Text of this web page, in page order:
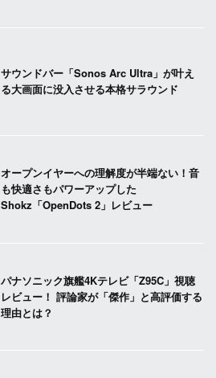
サウンドバー「Sonos Arc Ultra」が叶え
る大画面に没入させる本格サラウンド
オープンイヤーへの理解度が半端ない！音
も快適さもパワーアップした
Shokz「OpenDots 2」レビュー
パナソニック旗艦4Kテレビ「Z95C」視聴
レビュー！ 評論家が「傑作」と高評価する
理由とは？